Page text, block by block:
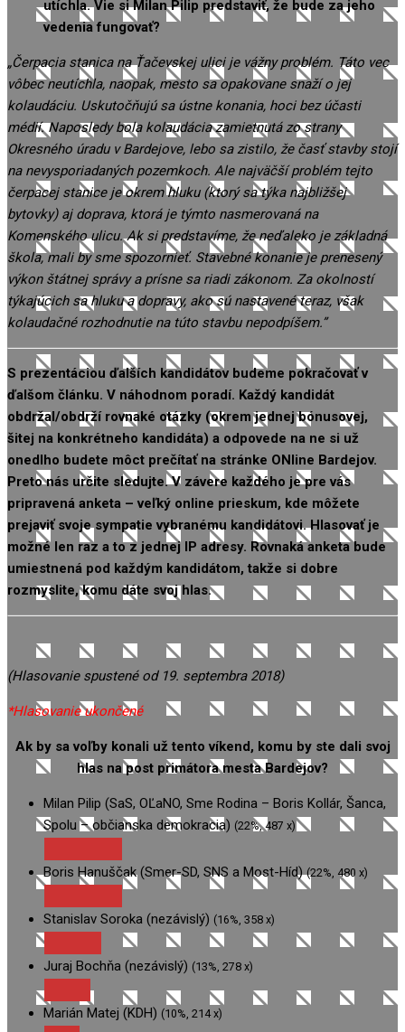
utíchla. Vie si Milan Pilip predstaviť, že bude za jeho
vedenia fungovať?
„Čerpacia stanica na Ťačevskej ulici je vážny problém. Táto vec
vôbec neutíchla, naopak, mesto sa opakovane snaží o jej
kolaudáciu. Uskutočňujú sa ústne konania, hoci bez účasti
médií. Naposledy bola kolaudácia zamietnutá zo strany
Okresného úradu v Bardejove, lebo sa zistilo, že časť stavby stojí
na nevysporiadaných pozemkoch. Ale najväčší problém tejto
čerpacej stanice je okrem hluku (ktorý sa týka najbližšej
bytovky) aj doprava, ktorá je týmto nasmerovaná na
Komenského ulicu. Ak si predstavíme, že neďaleko je základná
škola, mali by sme spozornieť. Stavebné konanie je prenesený
výkon štátnej správy a prísne sa riadi zákonom. Za okolností
týkajúcich sa hluku a dopravy, ako sú nastavené teraz, však
kolaudačné rozhodnutie na túto stavbu nepodpíšem.”
S prezentáciou ďalších kandidátov budeme pokračovať v
ďalšom článku. V náhodnom poradí. Každý kandidát
obdržal/obdrží rovnaké otázky (okrem jednej bónusovej,
šitej na konkrétneho kandidáta) a odpovede na ne si už
onedlho budete môct prečítať na stránke ONline Bardejov.
Preto nás určite sledujte. V závere každého je pre vás
pripravená anketa – veľký online prieskum, kde môžete
prejaviť svoje sympatie vybranému kandidátovi. Hlasovať je
možné len raz a to z jednej IP adresy. Rovnaká anketa bude
umiestnená pod každým kandidátom, takže si dobre
rozmyslite, komu dáte svoj hlas.
(Hlasovanie spustené od 19. septembra 2018)
*Hlasovanie ukončené
Ak by sa voľby konali už tento víkend, komu by ste dali svoj
hlas na post primátora mesta Bardejov?
Milan Pilip (SaS, OĽaNO, Sme Rodina – Boris Kollár, Šanca,
Spolu – občianska demokracia) (22%, 487 x)
Boris Hanuščak (Smer-SD, SNS a Most-Híd)(22%, 480 x)
Stanislav Soroka (nezávislý) (16%, 358 x)
Juraj Bochňa (nezávislý) (13%, 278 x)
Marián Matej (KDH) (10%, 214 x)